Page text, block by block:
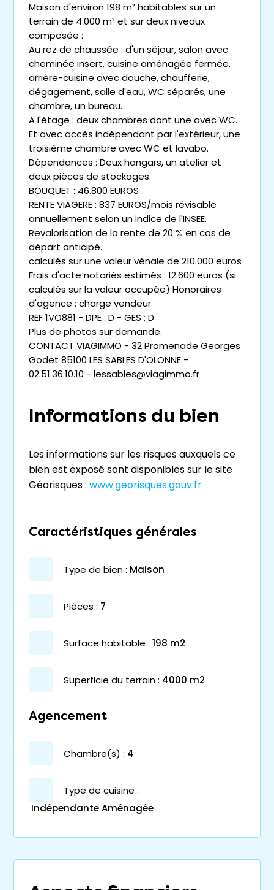
Maison d'environ 198 m² habitables sur un
terrain de 4.000 m² et sur deux niveaux
composée :
Au rez de chaussée : d'un séjour, salon avec
cheminée insert, cuisine aménagée fermée,
arrière-cuisine avec douche, chaufferie,
dégagement, salle d'eau, WC séparés, une
chambre, un bureau.
A l'étage : deux chambres dont une avec WC.
Et avec accès indépendant par l'extérieur, une
troisième chambre avec WC et lavabo.
Dépendances : Deux hangars, un atelier et
deux pièces de stockages.
BOUQUET : 46.800 EUROS
RENTE VIAGERE : 837 EUROS/mois révisable
annuellement selon un indice de l'INSEE.
Revalorisation de la rente de 20 % en cas de
départ anticipé.
calculés sur une valeur vénale de 210.000 euros
Frais d'acte notariés estimés : 12.600 euros (si
calculés sur la valeur occupée) Honoraires
d'agence : charge vendeur
REF 1VO881 - DPE : D - GES : D
Plus de photos sur demande.
CONTACT VIAGIMMO - 32 Promenade Georges
Godet 85100 LES SABLES D'OLONNE -
02.51.36.10.10 - lessables@viagimmo.fr
Informations du bien
Les informations sur les risques auxquels ce
bien est exposé sont disponibles sur le site
Géorisques : www.georisques.gouv.fr
Caractéristiques générales
type de bien : maison
pièces : 7
surface habitable : 198 m2
superficie du terrain : 4000 m2
Agencement
chambre(s) : 4
Type de cuisine :
Indépendante Aménagée